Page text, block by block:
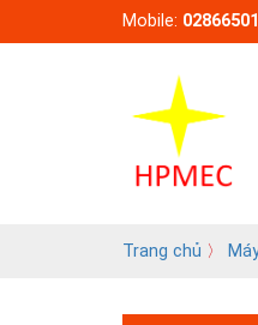
Mobile:
Trang chủ 〉